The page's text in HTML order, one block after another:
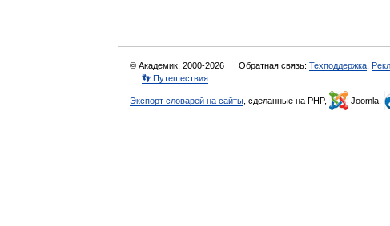
© Академик, 2000-2026 Обратная связь: Техподдержка
👣 Путешествия
Экспорт словарей на сайты , сделанные на PHP, Joomla,